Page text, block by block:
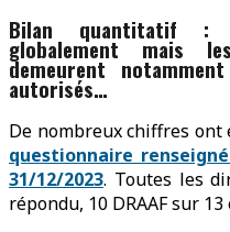
Bilan quantitatif :
globalement mais
demeurent
autorisés…
De nombreux chiffres ont
questionnaire
31/12/2023. Toutes les
répondu, 10 DRAAF sur